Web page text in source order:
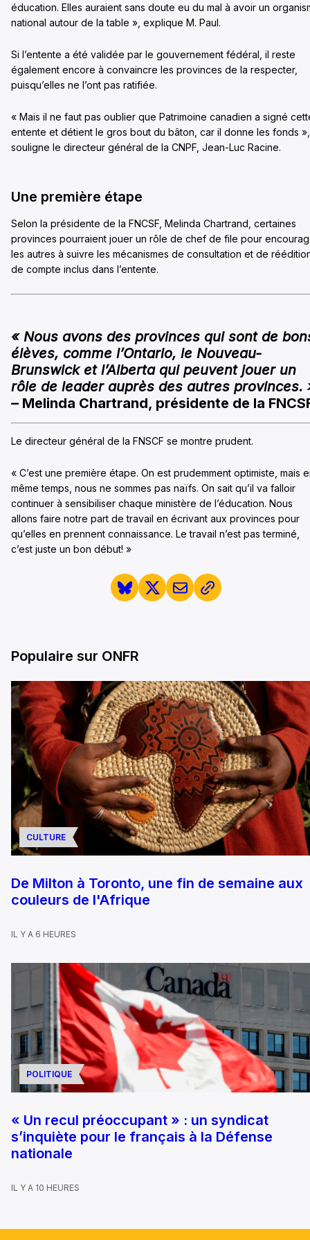
éducation. Elles auraient sans doute eu du mal à avoir un
national autour de la table », explique M. Paul.
Si l’entente a été validée par le gouvernement fédéral, il reste
également encore à convaincre les provinces de la respecter,
puisqu’elles ne l’ont pas ratifiée.
« Mais il ne faut pas oublier que Patrimoine canadien a signé
entente et détient le gros bout du bâton, car il donne les fonds »,
souligne le directeur général de la CNPF, Jean-Luc Racine.
Une première étape
Selon la présidente de la FNCSF, Melinda Chartrand, certaines
provinces pourraient jouer un rôle de chef de file pour
les autres à suivre les mécanismes de consultation et de
de compte inclus dans l’entente.
« Nous avons des provinces qui sont de
élèves, comme l’Ontario, le Nouveau-
Brunswick et l’Alberta qui peuvent jouer un
rôle de leader auprès des autres provinces.
– Melinda Chartrand, présidente de la
Le directeur général de la FNSCF se montre prudent.
« C’est une première étape. On est prudemment optimiste, mais
même temps, nous ne sommes pas naïfs. On sait qu’il va falloir
continuer à sensibiliser chaque ministère de l’éducation. Nous
allons faire notre part de travail en écrivant aux provinces pour
qu’elles en prennent connaissance. Le travail n’est pas terminé,
c’est juste un bon début! »
Populaire sur ONFR
CULTURE
De Milton à Toronto, une fin de semaine aux
couleurs de l'Afrique
IL Y A 6 HEURES
POLITIQUE
« Un recul préoccupant » : un syndicat
s’inquiète pour le français à la Défense
nationale
IL Y A 10 HEURES